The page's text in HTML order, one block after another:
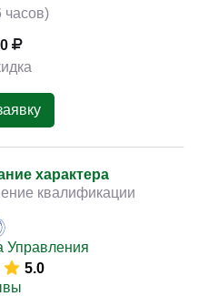
часов)
характера
квалификации
Управления
5.0